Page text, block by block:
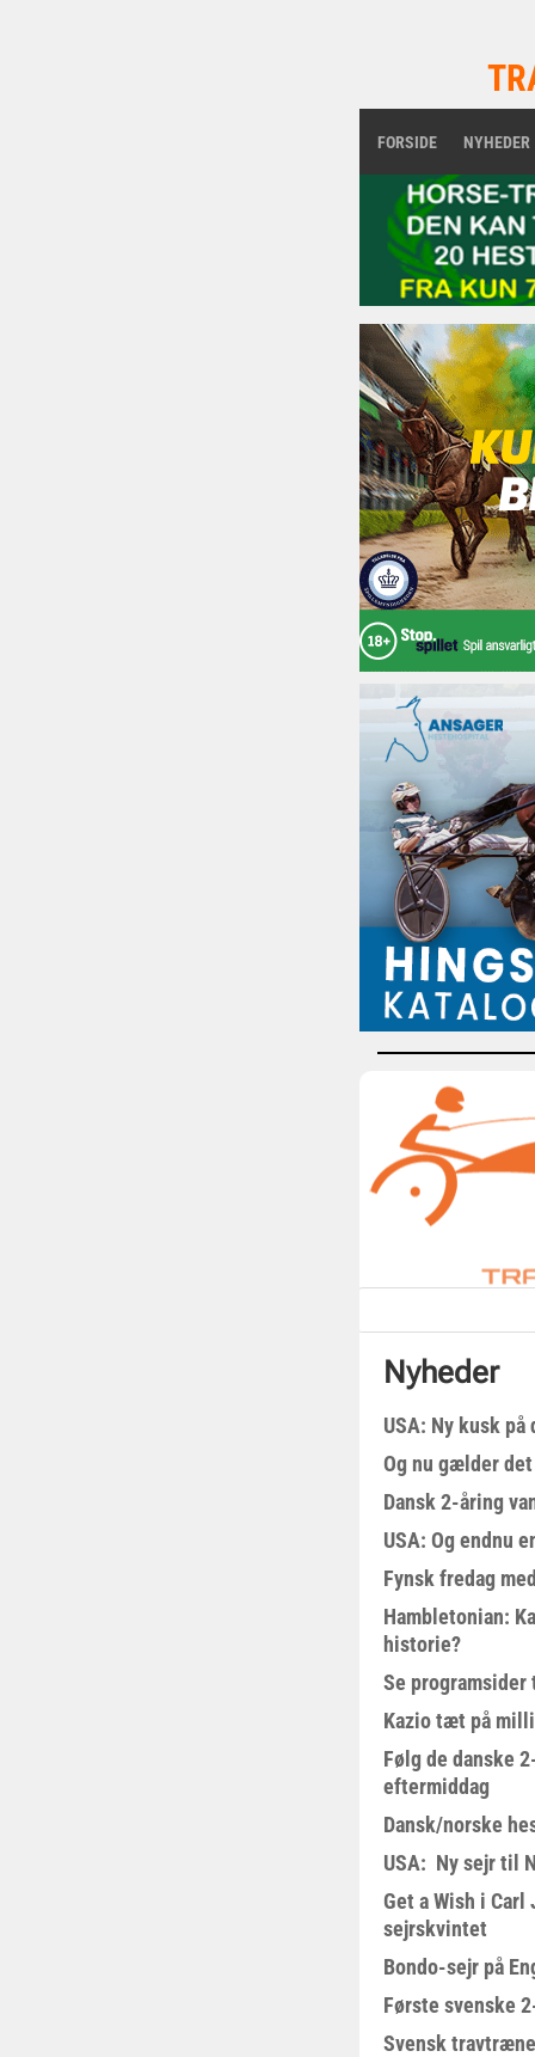
FORSIDE NYHEDER
Nyheder
USA: Ny kusk på
Og nu gælder
Dansk 2-åring
USA: Og endnu
Fynsk fredag
Hambletonian:
historie?
Se
Kazio tæt på
Følg de danske
eftermiddag
Dansk/norske
USA: Ny sejr til
Get a Wish i Carl
sejrskvintet
Bondo-sejr på
Første svenske
Svensk